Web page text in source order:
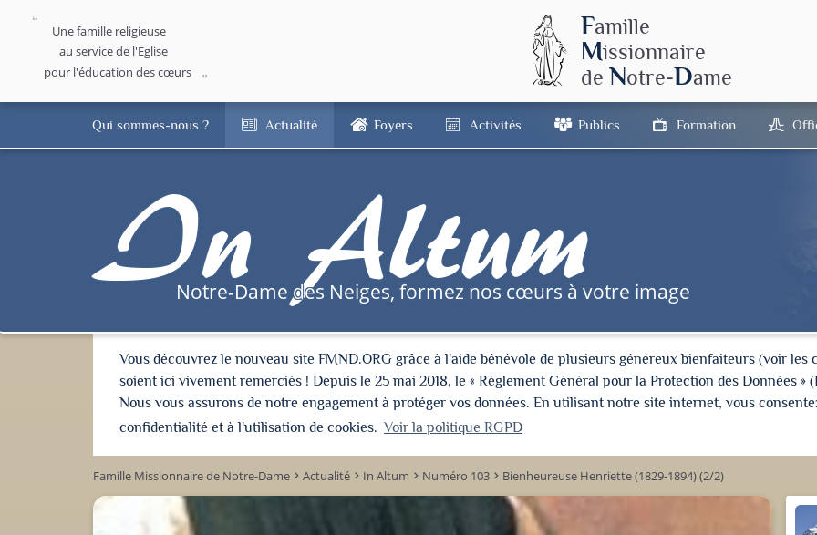
Une famille religieuse
au service de l'Eglise
pour l'éducation des cœurs
Famille
Missionnaire
de Notre-Dame
Qui sommes-nous ? Actualité Foyers Activités Publics Formation
In Altum
Notre-Dame des Neiges, formez nos cœurs à votre image
Vous découvrez le nouveau site FMND.ORG grâce à l'aide bénévole de plusieurs généreux bienfaiteurs (voir les
soient ici vivement remerciés ! Depuis le 25 mai 2018, le « Règlement Général pour la Protection des Données »
Nous vous assurons de notre engagement à protéger vos données. En utilisant notre site internet, vous
confidentialité et à l'utilisation de cookies. Voir la politique RGPD
Famille Missionnaire de Notre-Dame keyboard_arrow_right Actualité keyboard_arrow_right In Altum keyboard_arrow_right Numéro 103 keyboard_arrow_right Bienheureuse Henriette (1829-1894) (2/2)